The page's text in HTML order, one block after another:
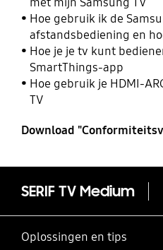
Hoe gebruik ik de
afstandsbediening en
Hoe je je tv kunt
SmartThings-app
Hoe gebruik je HDMI-
TV
Download
SERIF TV Medium
Oplossingen en tips